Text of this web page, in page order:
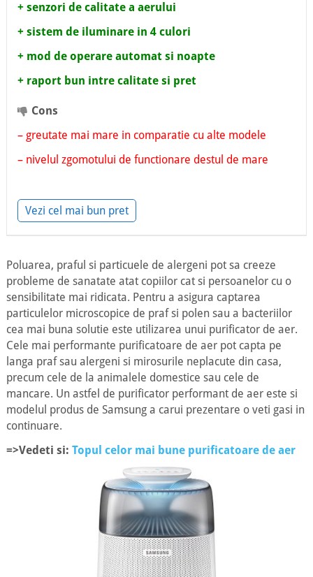
+ senzori de calitate a aerului
+ sistem de iluminare in 4 culori
+ mod de operare automat si noapte
+ raport bun intre calitate si pret
Cons
– greutate mai mare in comparatie cu alte modele
– nivelul zgomotului de functionare destul de mare
Vezi cel mai bun pret
Poluarea, praful si particuele de alergeni pot sa creeze
probleme de sanatate atat copiilor cat si persoanelor cu o
sensibilitate mai ridicata. Pentru a asigura captarea
particulelor microscopice de praf si polen sau a bacteriilor
cea mai buna solutie este utilizarea unui purificator de aer.
Cele mai performante purificatoare de aer pot capta pe
langa praf sau alergeni si mirosurile neplacute din casa,
precum cele de la animalele domestice sau cele de
mancare. Un astfel de purificator performant de aer este si
modelul produs de Samsung a carui prezentare o veti gasi in
continuare.
=>Vedeti si: Topul celor mai bune purificatoare de aer